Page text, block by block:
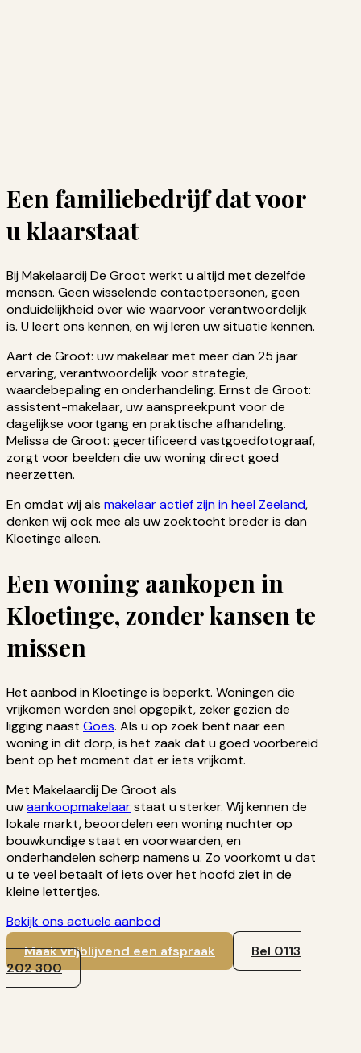
Een familiebedrijf dat voor
u klaarstaat
Bij Makelaardij De Groot werkt u altijd met dezelfde
mensen. Geen wisselende contactpersonen, geen
onduidelijkheid over wie waarvoor verantwoordelijk
is. U leert ons kennen, en wij leren uw situatie kennen.
Aart de Groot: uw makelaar met meer dan 25 jaar
ervaring, verantwoordelijk voor strategie,
waardebepaling en onderhandeling. Ernst de Groot:
assistent-makelaar, uw aanspreekpunt voor de
dagelijkse voortgang en praktische afhandeling.
Melissa de Groot: gecertificeerd vastgoedfotograaf,
zorgt voor beelden die uw woning direct goed
neerzetten.
En omdat wij als makelaar actief zijn in heel Zeeland,
denken wij ook mee als uw zoektocht breder is dan
Kloetinge alleen.
Een woning aankopen in
Kloetinge, zonder kansen te
missen
Het aanbod in Kloetinge is beperkt. Woningen die
vrijkomen worden snel opgepikt, zeker gezien de
ligging naast Goes. Als u op zoek bent naar een
woning in dit dorp, is het zaak dat u goed voorbereid
bent op het moment dat er iets vrijkomt.
Met Makelaardij De Groot als
uwaankoopmakelaarstaat u sterker. Wij kennen de
lokale markt, beoordelen een woning nuchter op
bouwkundige staat en voorwaarden, en
onderhandelen scherp namens u. Zo voorkomt u dat
u te veel betaalt of iets over het hoofd ziet in de
kleine lettertjes.
Bekijk ons actuele aanbod
Maak vrijblijvend een afspraak
Bel 0113
202 300